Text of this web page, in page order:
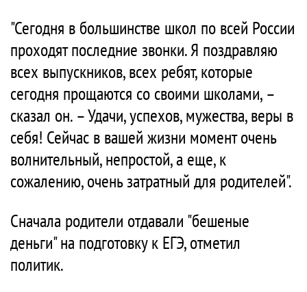
"Сегодня в большинстве школ по всей России
проходят последние звонки. Я поздравляю
всех выпускников, всех ребят, которые
сегодня прощаются со своими школами, –
сказал он. – Удачи, успехов, мужества, веры в
себя! Сейчас в вашей жизни момент очень
волнительный, непростой, а еще, к
сожалению, очень затратный для родителей".
Сначала родители отдавали "бешеные
деньги" на подготовку к ЕГЭ, отметил
политик.